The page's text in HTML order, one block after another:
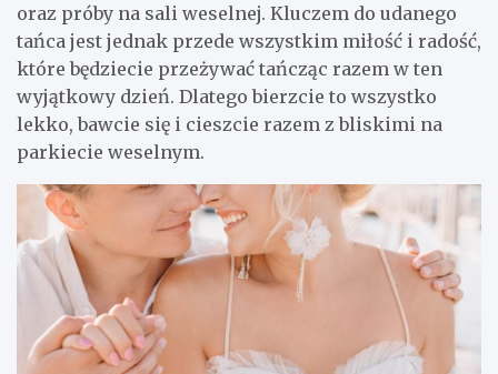
oraz próby na sali weselnej. Kluczem do udanego
tańca jest jednak przede wszystkim miłość i radość,
które będziecie przeżywać tańcząc razem w ten
wyjątkowy dzień. Dlatego bierzcie to wszystko
lekko, bawcie się i cieszcie razem z bliskimi na
parkiecie weselnym.